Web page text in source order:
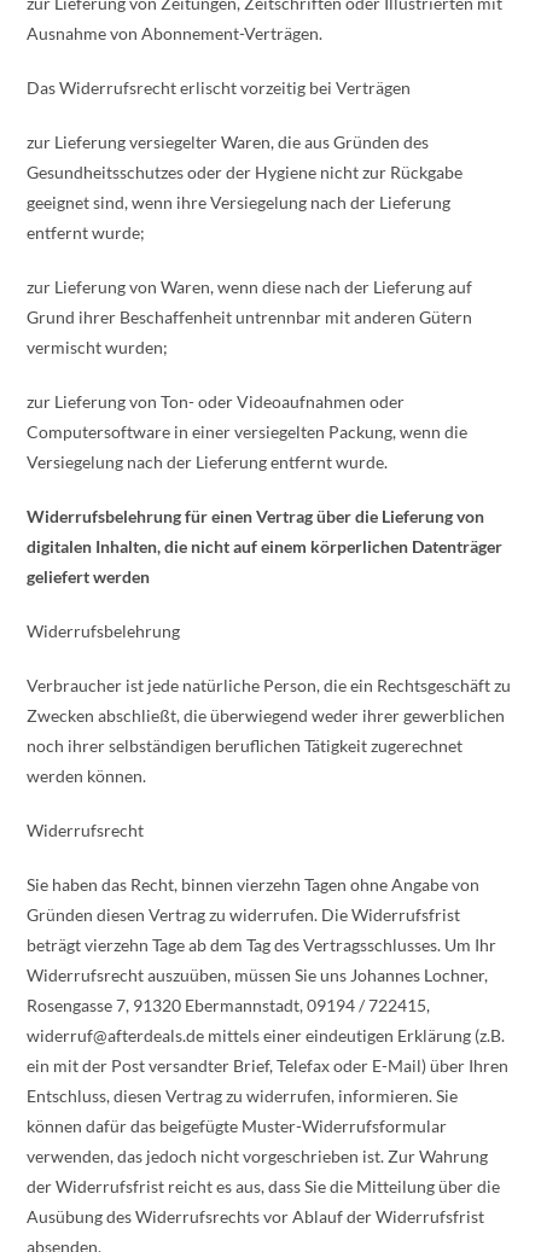
Ausnahme von Abonnement-Verträgen.
Das Widerrufsrecht erlischt vorzeitig bei Verträgen
zur Lieferung versiegelter Waren, die aus Gründen des
Gesundheitsschutzes oder der Hygiene nicht zur Rückgabe
geeignet sind, wenn ihre Versiegelung nach der Lieferung
entfernt wurde;
zur Lieferung von Waren, wenn diese nach der Lieferung auf
Grund ihrer Beschaffenheit untrennbar mit anderen Gütern
vermischt wurden;
zur Lieferung von Ton- oder Videoaufnahmen oder
Computersoftware in einer versiegelten Packung, wenn die
Versiegelung nach der Lieferung entfernt wurde.
Widerrufsbelehrung für einen Vertrag über die Lieferung von
digitalen Inhalten, die nicht auf einem körperlichen Datenträger
geliefert werden
Widerrufsbelehrung
Verbraucher ist jede natürliche Person, die ein Rechtsgeschäft zu
Zwecken abschließt, die überwiegend weder ihrer gewerblichen
noch ihrer selbständigen beruflichen Tätigkeit zugerechnet
werden können.
Widerrufsrecht
Sie haben das Recht, binnen vierzehn Tagen ohne Angabe von
Gründen diesen Vertrag zu widerrufen. Die Widerrufsfrist
beträgt vierzehn Tage ab dem Tag des Vertragsschlusses. Um Ihr
Widerrufsrecht auszuüben, müssen Sie uns Johannes Lochner,
Rosengasse 7, 91320 Ebermannstadt, 09194 / 722415,
widerruf@afterdeals.de mittels einer eindeutigen Erklärung (z.B.
ein mit der Post versandter Brief, Telefax oder E-Mail) über Ihren
Entschluss, diesen Vertrag zu widerrufen, informieren. Sie
können dafür das beigefügte Muster-Widerrufsformular
verwenden, das jedoch nicht vorgeschrieben ist. Zur Wahrung
der Widerrufsfrist reicht es aus, dass Sie die Mitteilung über die
Ausübung des Widerrufsrechts vor Ablauf der Widerrufsfrist
absenden.